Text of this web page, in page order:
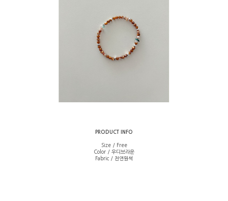
PRODUCT INFO
Size / Free
Color / 우디브라운
Fabric / 천연원석